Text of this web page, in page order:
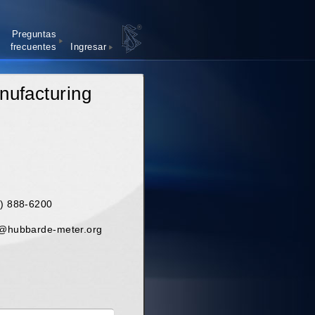
Preguntas
frecuentes
Ingresar
®
888-6200
meter.org